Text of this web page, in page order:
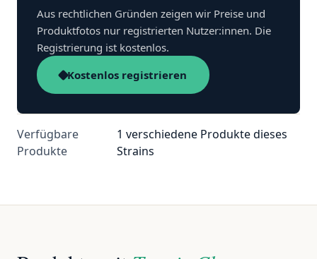
Aus rechtlichen Gründen zeigen wir Preise und
Produktfotos nur registrierten Nutzer:innen. Die
Registrierung ist kostenlos.
Kostenlos registrieren
Verfügbare
Produkte
1 verschiedene Produkte dieses
Strains